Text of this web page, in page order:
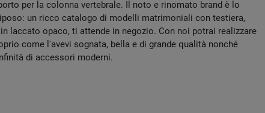
per la colonna vertebrale. Il noto e rinomato brand è lo
un ricco catalogo di modelli matrimoniali con testiera,
laccato opaco, ti attende in negozio. Con noi potrai realizzare
come l'avevi sognata, bella e di grande qualità nonché
di accessori moderni.